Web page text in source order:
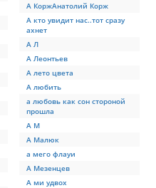
А КоржАнатолий Корж
А кто увидит нас..тот сразу
ахнет
А Л
А Леонтьев
А лето цвета
А любить
а любовь как сон стороной
прошла
А М
А Малюк
а мего флауи
А Мезенцев
А ми удвох